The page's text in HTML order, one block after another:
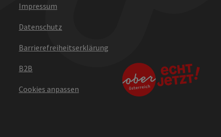
Impressum
Datenschutz
Barrierefreiheitserklärung
B2B
Cookies anpassen